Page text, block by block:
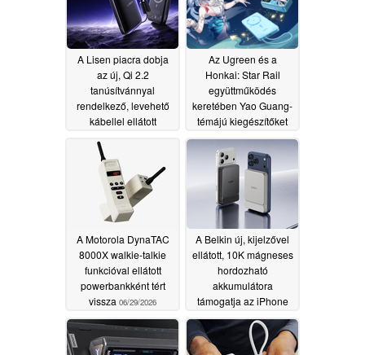
A Lisen piacra dobja
az új, Qi 2.2
tanúsítvánnyal
rendelkező, levehető
kábellel ellátott
akkumulátort
Az Ugreen és a
Honkai: Star Rail
együttműködés
keretében Yao Guang-
témájú kiegészítőket
hoznak a rajongók
számára
06/30/2026
A Motorola DynaTAC
8000X walkie-talkie
funkcióval ellátott
powerbankként tért
vissza 06/29/2026
A Belkin új, kijelzővel
ellátott, 10K mágneses
hordozható
akkumulátora
támogatja az iPhone
és a Pixel készülékek
25 W-os Qi2-es töltését
06/25/2026